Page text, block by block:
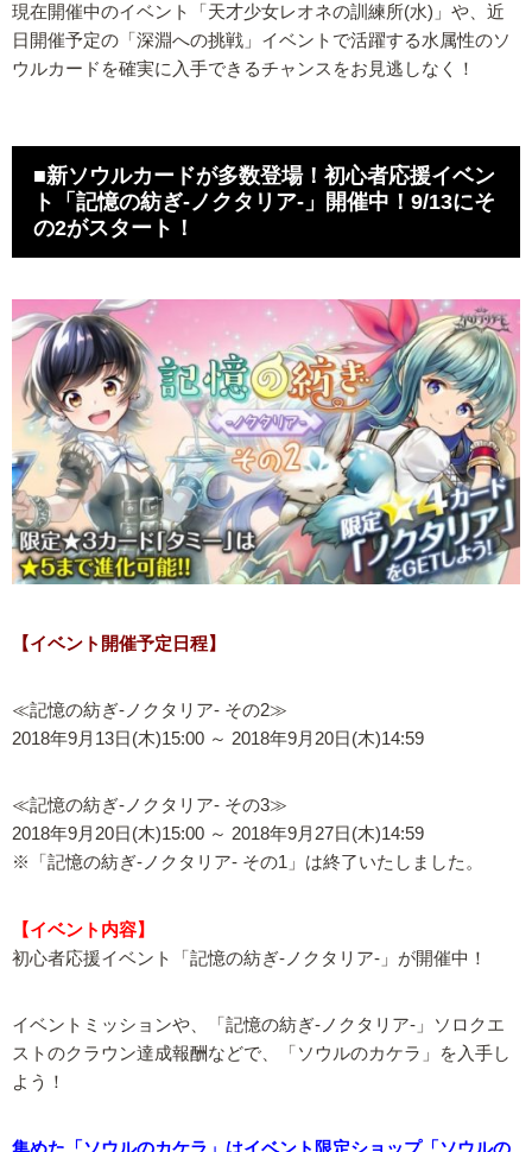
現在開催中のイベント「天才少女レオネの訓練所(水)」や、近
日開催予定の「深淵への挑戦」イベントで活躍する水属性のソ
ウルカードを確実に入手できるチャンスをお見逃しなく！
■新ソウルカードが多数登場！初心者応援イベン
ト「記憶の紡ぎ-ノクタリア-」開催中！9/13にそ
の2がスタート！
【イベント開催予定日程】
≪記憶の紡ぎ-ノクタリア- その2≫
2018年9月13日(木)15:00 ～ 2018年9月20日(木)14:59
≪記憶の紡ぎ-ノクタリア- その3≫
2018年9月20日(木)15:00 ～ 2018年9月27日(木)14:59
※「記憶の紡ぎ-ノクタリア- その1」は終了いたしました。
【イベント内容】
初心者応援イベント「記憶の紡ぎ-ノクタリア-」が開催中！
イベントミッションや、「記憶の紡ぎ-ノクタリア-」ソロクエ
ストのクラウン達成報酬などで、「ソウルのカケラ」を入手し
よう！